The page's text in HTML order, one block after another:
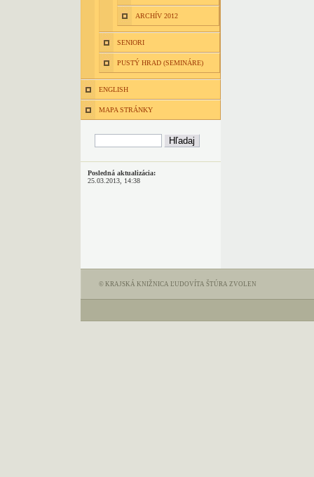
ARCHÍV 2012
SENIORI
PUSTÝ HRAD (SEMINÁRE)
ENGLISH
MAPA STRÁNKY
Posledná aktualizácia:
25.03.2013, 14:38
© KRAJSKÁ KNIŽNICA ĽUDOVÍTA ŠTÚRA ZVOLEN